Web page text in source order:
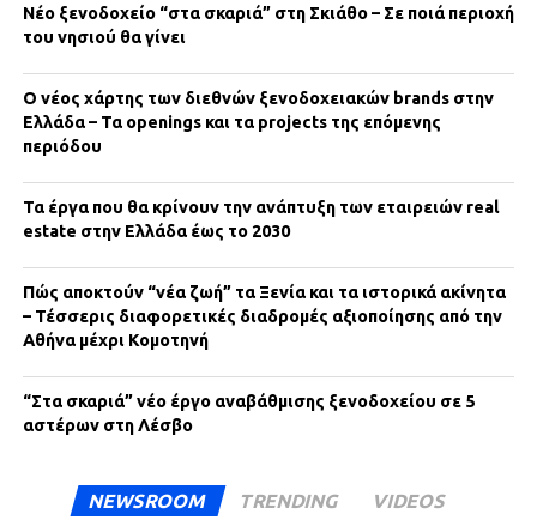
Νέο ξενοδοχείο “στα σκαριά” στη Σκιάθο – Σε ποιά περιοχή
του νησιού θα γίνει
Ο νέος χάρτης των διεθνών ξενοδοχειακών brands στην
Ελλάδα – Τα openings και τα projects της επόμενης
περιόδου
Τα έργα που θα κρίνουν την ανάπτυξη των εταιρειών real
estate στην Ελλάδα έως το 2030
Πώς αποκτούν “νέα ζωή” τα Ξενία και τα ιστορικά ακίνητα
– Τέσσερις διαφορετικές διαδρομές αξιοποίησης από την
Αθήνα μέχρι Κομοτηνή
“Στα σκαριά” νέο έργο αναβάθμισης ξενοδοχείου σε 5
αστέρων στη Λέσβο
NEWSROOM TRENDING VIDEOS